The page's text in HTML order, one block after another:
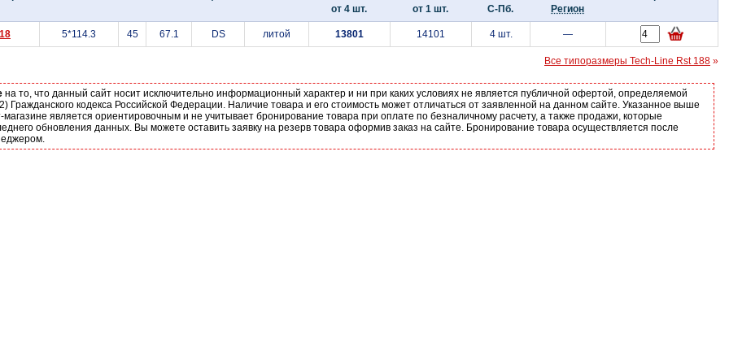
от 4 шт.
от 1 шт. С-Пб. Регион
5*114.3 45 67.1 DS литой 13801 14101 4 шт. —
Все типоразмеры Tech-Line Rst 188 »
на то, что данный сайт носит исключительно информационный характер и ни при каких условиях не является публичной офертой, определяемой
Гражданского кодекса Российской Федерации. Наличие товара и его стоимость может отличаться от заявленной на данном сайте. Указанное выше
является ориентировочным и не учитывает бронирование товара при оплате по безналичному расчету, а также продажи, которые
обновления данных. Вы можете оставить заявку на резерв товара оформив заказ на сайте. Бронирование товара осуществляется после